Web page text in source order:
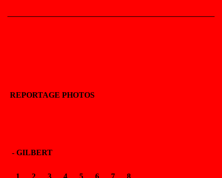
REPORTAGE PHOTOS
- GILBERT
1 2 3 4 5 6 7 8